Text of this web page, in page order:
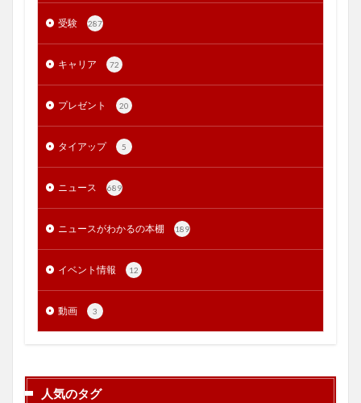
受験 287
キャリア 72
プレゼント 20
タイアップ 5
ニュース 689
ニュースがわかるの本棚 189
イベント情報 12
動画 3
人気のタグ